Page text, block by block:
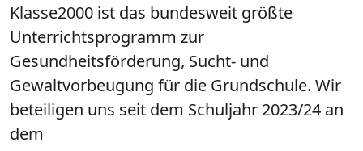
Klasse2000 ist das bundesweit größte
Unterrichtsprogramm zur
Gesundheitsförderung, Sucht- und
Gewaltvorbeugung für die Grundschule. Wir
beteiligen uns seit dem Schuljahr 2023/24 an
dem